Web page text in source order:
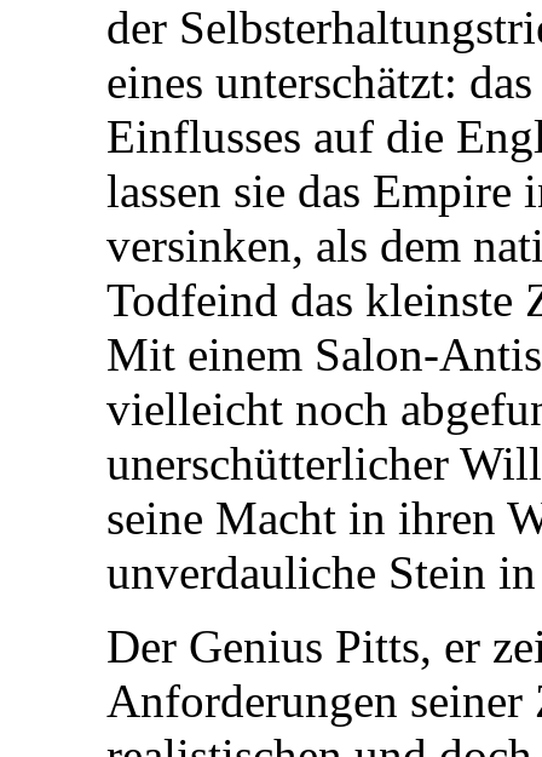
der
eines unterschätzt:
Einflusses auf die
lassen sie das Empire
versinken, als dem
Todfeind das kleinste
Mit einem Salon-
vielleicht noch
unerschütterlicher
seine Macht in ihren
unverdauliche Stein
Der Genius Pitts, er
Anforderungen seiner